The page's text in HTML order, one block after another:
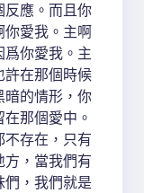
反應。而且你
你愛我。主啊
你愛我。主
許在那個時候
暗的情形，你
那個愛中。
存在，只有
方，當我們有
，我們就是